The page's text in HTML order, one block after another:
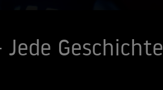
Geschichte